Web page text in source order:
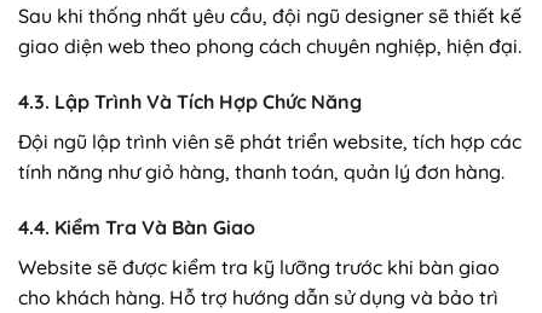
Sau khi thống nhất yêu cầu, đội ngũ designer sẽ thiết kế
giao diện web theo phong cách chuyên nghiệp, hiện đại.
4.3. Lập Trình Và Tích Hợp Chức Năng
Đội ngũ lập trình viên sẽ phát triển website, tích hợp các
tính năng như giỏ hàng, thanh toán, quản lý đơn hàng.
4.4. Kiểm Tra Và Bàn Giao
Website sẽ được kiểm tra kỹ lưỡng trước khi bàn giao
cho khách hàng. Hỗ trợ hướng dẫn sử dụng và bảo trì